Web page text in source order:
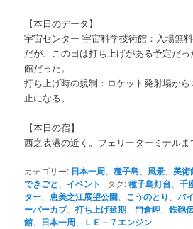
【本日のデータ】
宇宙センター 宇宙科学技術館：入場無
だが、この日は打ち上げがある予定だ
館だった。
打ち上げ時の規制：ロケット発射場か
止になる。
【本日の宿】
西之表港の近く。フェリーターミナルま
カテゴリー: 日本一周 、種子島 風景 、美術
できごと
イベント | タグ:種子島灯台 、千
ター 、恵美之江展望公園 こうのとり 、バ
ーパーカブ、打ち上げ延期 門倉岬 、鉄砲
館
日本一周 ＬＥ－７エンジン